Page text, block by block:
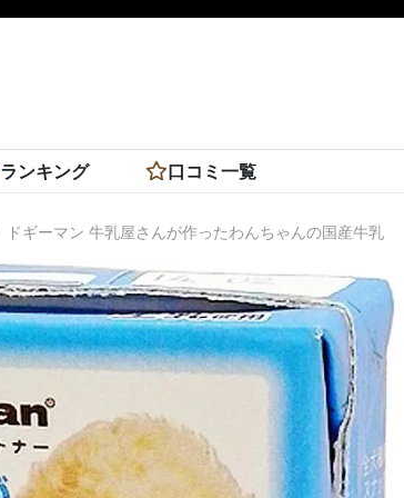
ランキング 口コミ一覧
ドギーマン 牛乳屋さんが作ったわんちゃんの国産牛乳